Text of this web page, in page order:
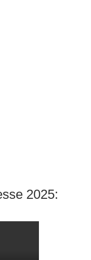
2025: